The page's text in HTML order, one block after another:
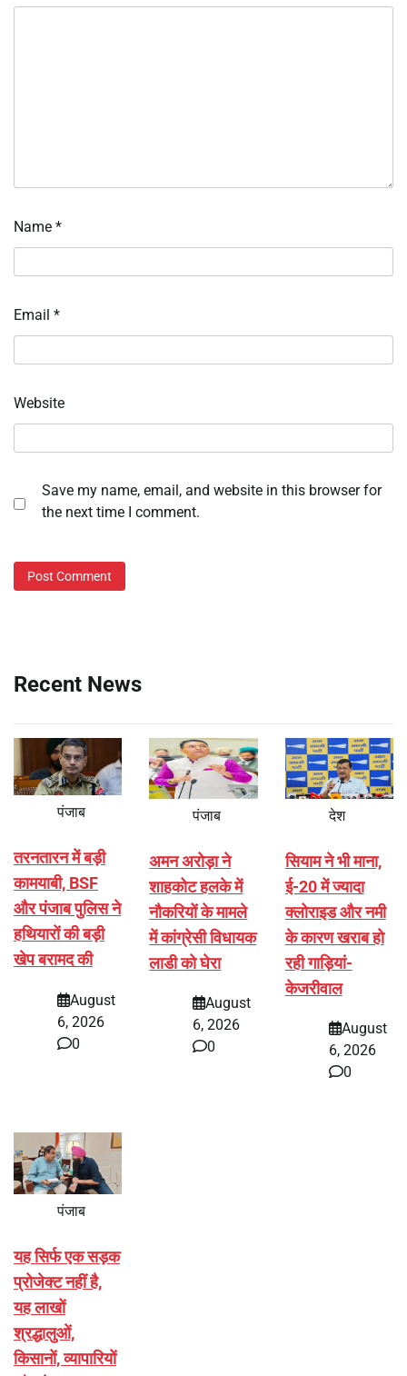
Name *
Email *
Website
Save my name, email, and website in this browser for
the next time I comment.
Recent News
पंजाब
तरनतारन में बड़ी
कामयाबी, BSF
और पंजाब पुलिस ने
हथियारों की बड़ी
खेप बरामद की
August
6, 2026
0
पंजाब
अमन अरोड़ा ने
शाहकोट हलके में
नौकरियों के मामले
में कांग्रेसी विधायक
लाडी को घेरा
August
6, 2026
0
देश
सियाम ने भी माना,
ई-20 में ज्यादा
क्लोराइड और नमी
के कारण खराब हो
रही गाड़ियां-
केजरीवाल
August
6, 2026
0
पंजाब
यह सिर्फ एक सड़क
प्रोजेक्ट नहीं है,
यह लाखों
श्रद्धालुओं,
किसानों, व्यापारियों